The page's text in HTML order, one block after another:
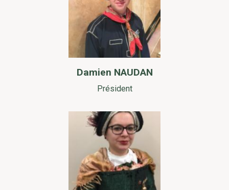
Damien NAUDAN
Président